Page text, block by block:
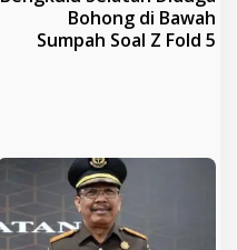
Bohong di Bawah
Sumpah Soal Z Fold 5